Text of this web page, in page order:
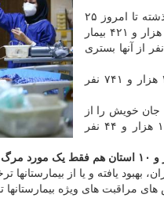
به گزارش آزمایشگاه رادین به نقل از ایسنا، از روز گذشته تا امروز ۲۵
دیماه ۱۴۰۰ و بر مبنای معیارهای قطعی تشخیصی، یک هزار و ۴۲۱ بیمار
جدید مبتلا به کووید۱۹ در کشور شناسایی شد که ۱۹۴ نفر از آنها بستری
مجموع بیماران کووید۱۹ در کشور به ۶ میلیون و ۲۱۸ هزار و ۷۴۱ نفر
متاسفانه در طول ۲۴ ساعت گذشته، ۱۸ بیمار کووید۱۹ جان خویش را از
دست دادند و مجموع جان باختگان این بیماری به ۱۳۲ هزار و ۴۴ نفر